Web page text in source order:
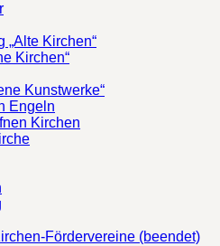
„Alte Kirchen“
Kirchen“
Kunstwerke“
Engeln
Kirchen
Fördervereine (beendet)